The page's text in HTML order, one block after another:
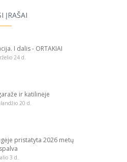
ĮRAŠAI
I dalis - ORTAKIAI
24 d.
ir katilinėje
20 d.
pristatyta 2026 metų
3 d.